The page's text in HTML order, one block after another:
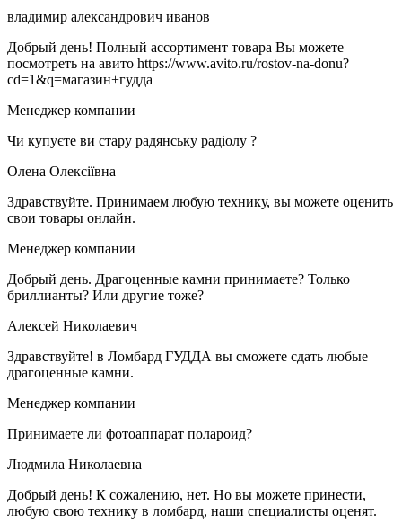
владимир александрович иванов
Добрый день! Полный ассортимент товара Вы можете
посмотреть на авито https://www.avito.ru/rostov-na-donu?
cd=1&q=магазин+гудда
Менеджер компании
Чи купуєте ви стару радянську радіолу ?
Олена Олексіївна
Здравствуйте. Принимаем любую технику, вы можете оценить
свои товары онлайн.
Менеджер компании
Добрый день. Драгоценные камни принимаете? Только
бриллианты? Или другие тоже?
Алексей Николаевич
Здравствуйте! в Ломбард ГУДДА вы сможете сдать любые
драгоценные камни.
Менеджер компании
Принимаете ли фотоаппарат полароид?
Людмила Николаевна
Добрый день! К сожалению, нет. Но вы можете принести,
любую свою технику в ломбард, наши специалисты оценят.